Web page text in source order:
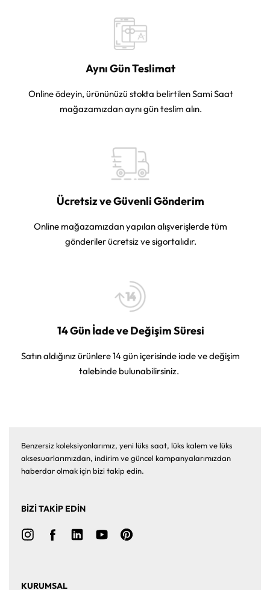
Aynı Gün Teslimat
Online ödeyin, ürününüzü stokta belirtilen Sami Saat
mağazamızdan aynı gün teslim alın.
Ücretsiz ve Güvenli Gönderim
Online mağazamızdan yapılan alışverişlerde tüm
gönderiler ücretsiz ve sigortalıdır.
14 Gün İade ve Değişim Süresi
Satın aldığınız ürünlere 14 gün içerisinde iade ve değişim
talebinde bulunabilirsiniz.
Benzersiz koleksiyonlarımız, yeni lüks saat, lüks kalem ve lüks
aksesuarlarımızdan, indirim ve güncel kampanyalarımızdan
haberdar olmak için bizi takip edin.
BİZİ TAKİP EDİN
KURUMSAL